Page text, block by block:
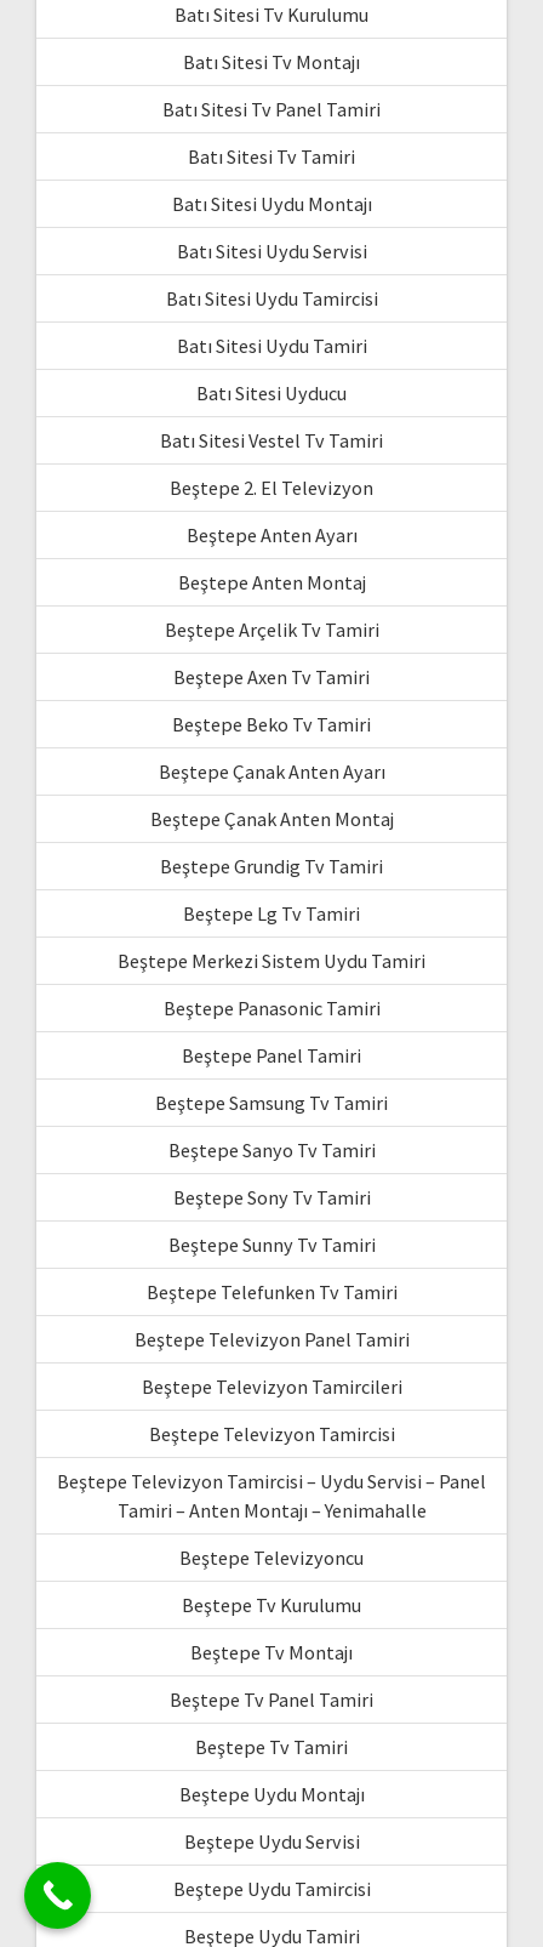
Batı Sitesi Tv Kurulumu
Batı Sitesi Tv Montajı
Batı Sitesi Tv Panel Tamiri
Batı Sitesi Tv Tamiri
Batı Sitesi Uydu Montajı
Batı Sitesi Uydu Servisi
Batı Sitesi Uydu Tamircisi
Batı Sitesi Uydu Tamiri
Batı Sitesi Uyducu
Batı Sitesi Vestel Tv Tamiri
Beştepe 2. El Televizyon
Beştepe Anten Ayarı
Beştepe Anten Montaj
Beştepe Arçelik Tv Tamiri
Beştepe Axen Tv Tamiri
Beştepe Beko Tv Tamiri
Beştepe Çanak Anten Ayarı
Beştepe Çanak Anten Montaj
Beştepe Grundig Tv Tamiri
Beştepe Lg Tv Tamiri
Beştepe Merkezi Sistem Uydu Tamiri
Beştepe Panasonic Tamiri
Beştepe Panel Tamiri
Beştepe Samsung Tv Tamiri
Beştepe Sanyo Tv Tamiri
Beştepe Sony Tv Tamiri
Beştepe Sunny Tv Tamiri
Beştepe Telefunken Tv Tamiri
Beştepe Televizyon Panel Tamiri
Beştepe Televizyon Tamircileri
Beştepe Televizyon Tamircisi
Beştepe Televizyon Tamircisi – Uydu Servisi – Panel
Tamiri – Anten Montajı – Yenimahalle
Beştepe Televizyoncu
Beştepe Tv Kurulumu
Beştepe Tv Montajı
Beştepe Tv Panel Tamiri
Beştepe Tv Tamiri
Beştepe Uydu Montajı
Beştepe Uydu Servisi
Beştepe Uydu Tamircisi
Beştepe Uydu Tamiri